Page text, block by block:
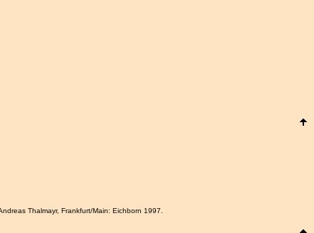
Thalmayr, Frankfurt/Main: Eichborn 1997.